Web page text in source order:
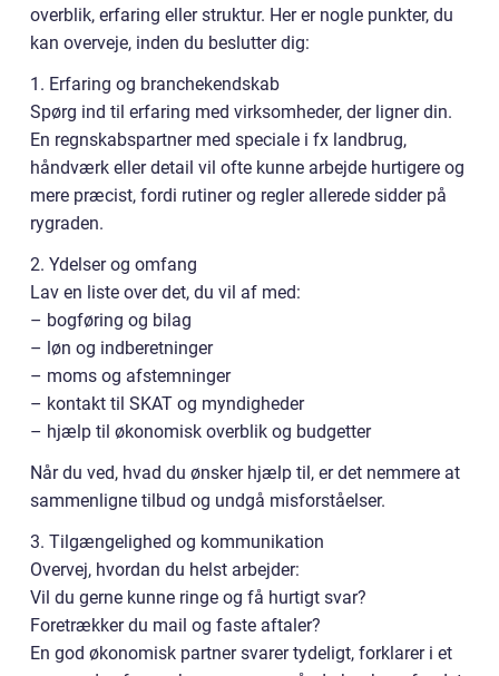
overblik, erfaring eller struktur. Her er nogle punkter, du
kan overveje, inden du beslutter dig:
1. Erfaring og branchekendskab
Spørg ind til erfaring med virksomheder, der ligner din.
En regnskabspartner med speciale i fx landbrug,
håndværk eller detail vil ofte kunne arbejde hurtigere og
mere præcist, fordi rutiner og regler allerede sidder på
rygraden.
2. Ydelser og omfang
Lav en liste over det, du vil af med:
– bogføring og bilag
– løn og indberetninger
– moms og afstemninger
– kontakt til SKAT og myndigheder
– hjælp til økonomisk overblik og budgetter
Når du ved, hvad du ønsker hjælp til, er det nemmere at
sammenligne tilbud og undgå misforståelser.
3. Tilgængelighed og kommunikation
Overvej, hvordan du helst arbejder:
Vil du gerne kunne ringe og få hurtigt svar?
Foretrækker du mail og faste aftaler?
En god økonomisk partner svarer tydeligt, forklarer i et